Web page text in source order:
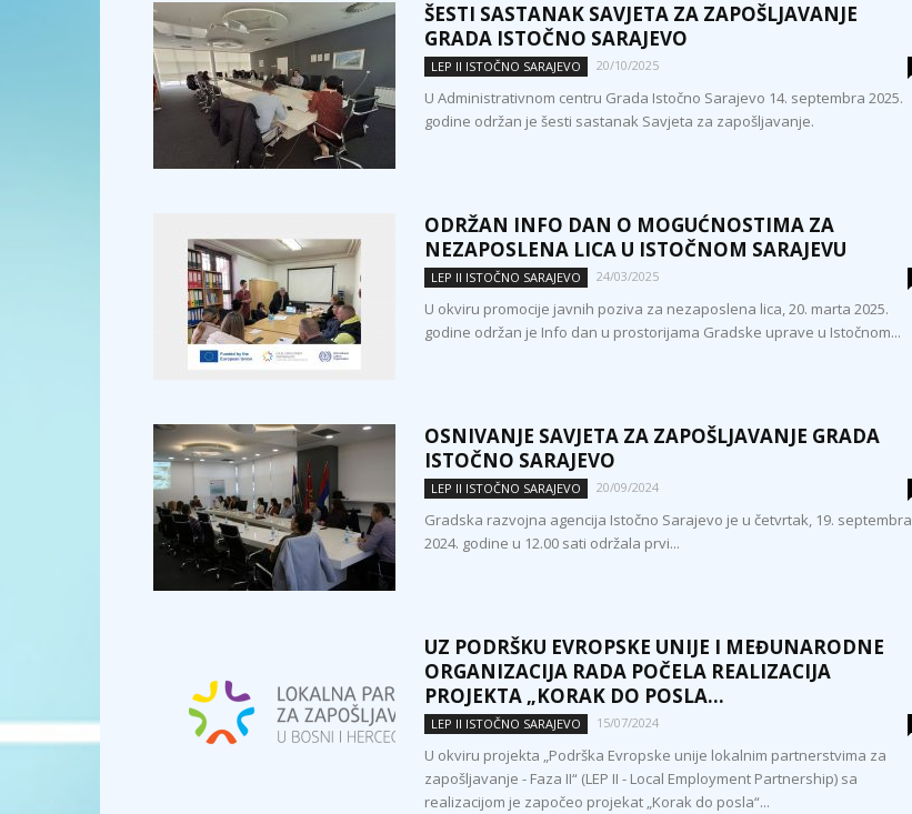
ŠESTI SASTANAK SAVJETA ZA ZAPOŠLJAVANJE
GRADA ISTOČNO SARAJEVO
LEP II ISTOČNO SARAJEVO 20/10/2025
U Administrativnom centru Grada Istočno Sarajevo 14. septembra 2025.
godine održan je šesti sastanak Savjeta za zapošljavanje.
ODRŽAN INFO DAN O MOGUĆNOSTIMA ZA
NEZAPOSLENA LICA U ISTOČNOM SARAJEVU
LEP II ISTOČNO SARAJEVO 24/03/2025
U okviru promocije javnih poziva za nezaposlena lica, 20. marta 2025.
godine održan je Info dan u prostorijama Gradske uprave u Istočnom...
OSNIVANJE SAVJETA ZA ZAPOŠLJAVANJE GRADA
ISTOČNO SARAJEVO
LEP II ISTOČNO SARAJEVO 20/09/2024
Gradska razvojna agencija Istočno Sarajevo je u četvrtak, 19. septembra
2024. godine u 12.00 sati održala prvi...
UZ PODRŠKU EVROPSKE UNIJE I MEĐUNARODNE
ORGANIZACIJA RADA POČELA REALIZACIJA
PROJEKTA „KORAK DO POSLA...
LEP II ISTOČNO SARAJEVO 15/07/2024
U okviru projekta „Podrška Evropske unije lokalnim partnerstvima za
zapošljavanje - Faza II“ (LEP II - Local Employment Partnership) sa
realizacijom je započeo projekat „Korak do posla“...